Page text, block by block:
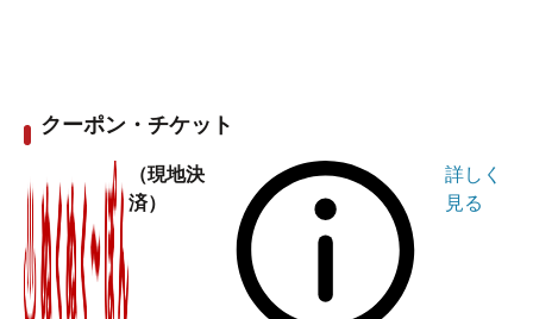
クーポン・チケット
（現地決
済）
詳しく
見る